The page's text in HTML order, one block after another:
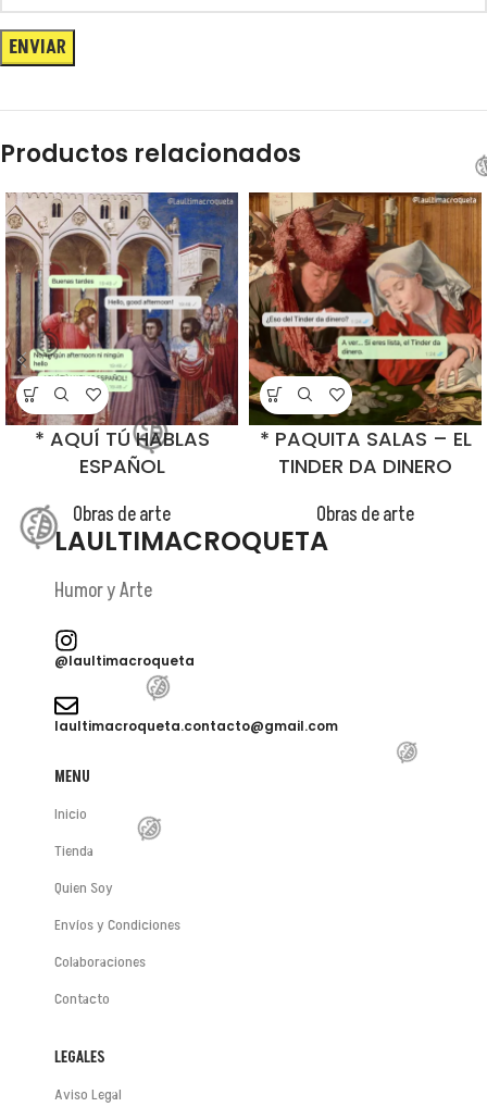
Productos relacionados
* AQUÍ TÚ HABLAS
ESPAÑOL
Obras de arte
* PAQUITA SALAS – EL
TINDER DA DINERO
Obras de arte
LAULTIMACROQUETA
Humor y Arte
@laultimacroqueta
laultimacroqueta.contacto@gmail.com
MENU
Inicio
Tienda
Quien Soy
Envíos y Condiciones
Colaboraciones
Contacto
LEGALES
Aviso Legal
😂
😂
😂
😂
😂